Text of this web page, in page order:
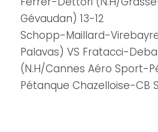
Gévaudan) 13-12
Schopp-Maillard-
Palavas) VS Fratacci-
(N.H/Cannes Aéro Sport-
Pétanque Chazelloise-CB